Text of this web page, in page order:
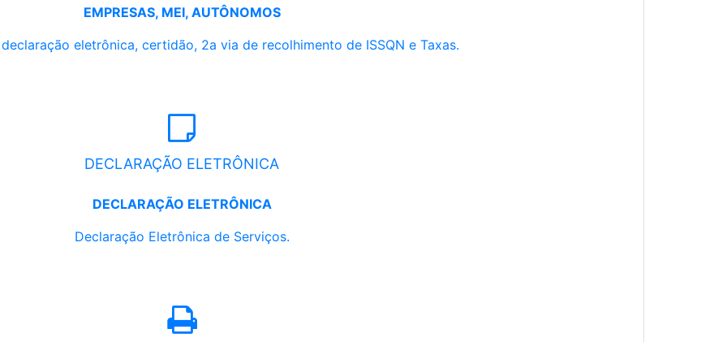
EMPRESAS, MEI, AUTÔNOMOS
eletrônica, certidão, 2a via de recolhimento de ISSQN e Taxas.
DECLARAÇÃO ELETRÔNICA
DECLARAÇÃO ELETRÔNICA
Declaração Eletrônica de Serviços.